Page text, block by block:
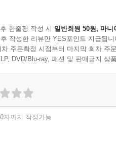
한줄평 작성 시 일반회원 50원, 마니
작성한 리뷰만 YES포인트 지급됩니
주문확정 시점부터 마지막 회차 주
DVD/Blu-ray, 패션 및 판매금지 상
자까지 작성가능